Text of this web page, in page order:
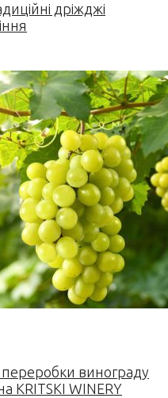
дріжджі
переробки винограду
KRITSKI WINERY